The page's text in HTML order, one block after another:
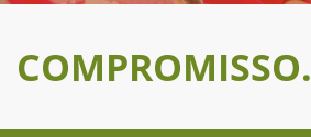
COMPROMISSO.